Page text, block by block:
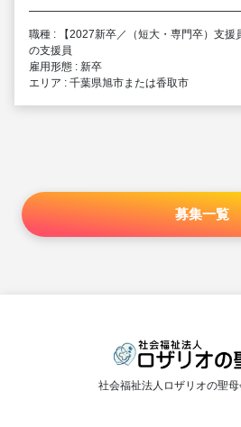
職種 : 【2027新卒／（短大・専門卒）支援
の支援員
雇用形態 : 新卒
エリア : 千葉県旭市または香取市
募集一覧
社会福祉法人ロザリオの聖母